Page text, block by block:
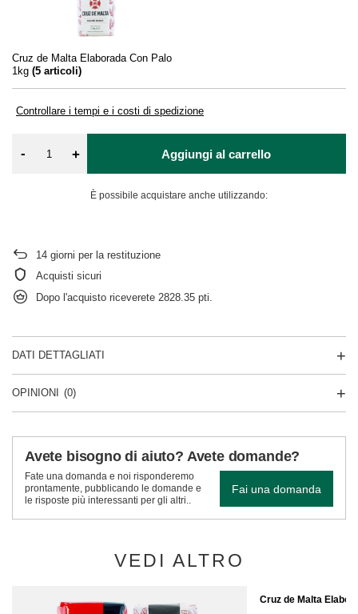
Cruz de Malta Elaborada Con Palo
1kg (5 articoli)
Controllare i tempi e i costi di spedizione
- + Aggiungi al carrello
È possibile acquistare anche utilizzando:
14 giorni per la restituzione
Acquisti sicuri
Dopo l'acquisto riceverete 2828.35 pti.
DATI DETTAGLIATI
OPINIONI (0)
Avete bisogno di aiuto? Avete domande?
Fate una domanda e noi risponderemo
prontamente, pubblicando le domande e
le risposte più interessanti per gli altri..
Fai una domanda
VEDI ALTRO
Cruz de Malta